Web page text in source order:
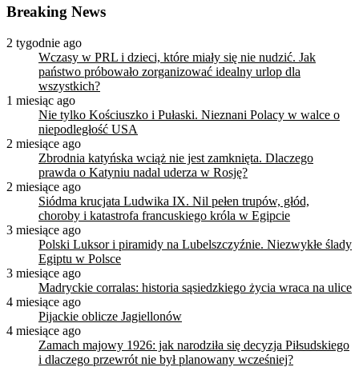
Breaking News
2 tygodnie ago
Wczasy w PRL i dzieci, które miały się nie nudzić. Jak
państwo próbowało zorganizować idealny urlop dla
wszystkich?
1 miesiąc ago
Nie tylko Kościuszko i Pułaski. Nieznani Polacy w walce o
niepodległość USA
2 miesiące ago
Zbrodnia katyńska wciąż nie jest zamknięta. Dlaczego
prawda o Katyniu nadal uderza w Rosję?
2 miesiące ago
Siódma krucjata Ludwika IX. Nil pełen trupów, głód,
choroby i katastrofa francuskiego króla w Egipcie
3 miesiące ago
Polski Luksor i piramidy na Lubelszczyźnie. Niezwykłe ślady
Egiptu w Polsce
3 miesiące ago
Madryckie corralas: historia sąsiedzkiego życia wraca na ulice
4 miesiące ago
Pijackie oblicze Jagiellonów
4 miesiące ago
Zamach majowy 1926: jak narodziła się decyzja Piłsudskiego
i dlaczego przewrót nie był planowany wcześniej?